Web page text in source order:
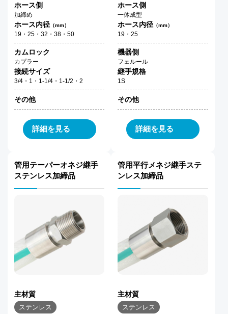
ホース側
加締め
ホース内径（mm）
19・25・32・38・50
カムロック
カプラー
接続サイズ
3/4・1・1-1/4・1-1/2・2
その他
詳細を見る
ホース側
一体成型
ホース内径 （mm）
19・25
機器側
フェルール
継手規格
1S
その他
詳細を見る
管用テーパーオネジ継手
ステンレス加締品
主材質
ステンレス
管用平行メネジ継手ステ
ンレス加締品
主材質
ステンレス